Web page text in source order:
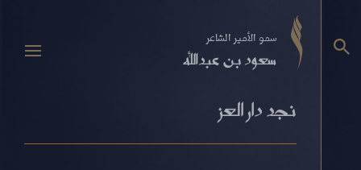
سمو الأمير الشاعر
سعود بن عبدالله
نجد دار العز